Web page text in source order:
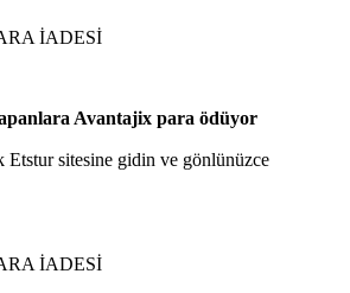
İADESİ
Avantajix para ödüyor
Etstur sitesine gidin ve gönlünüzce
İADESİ